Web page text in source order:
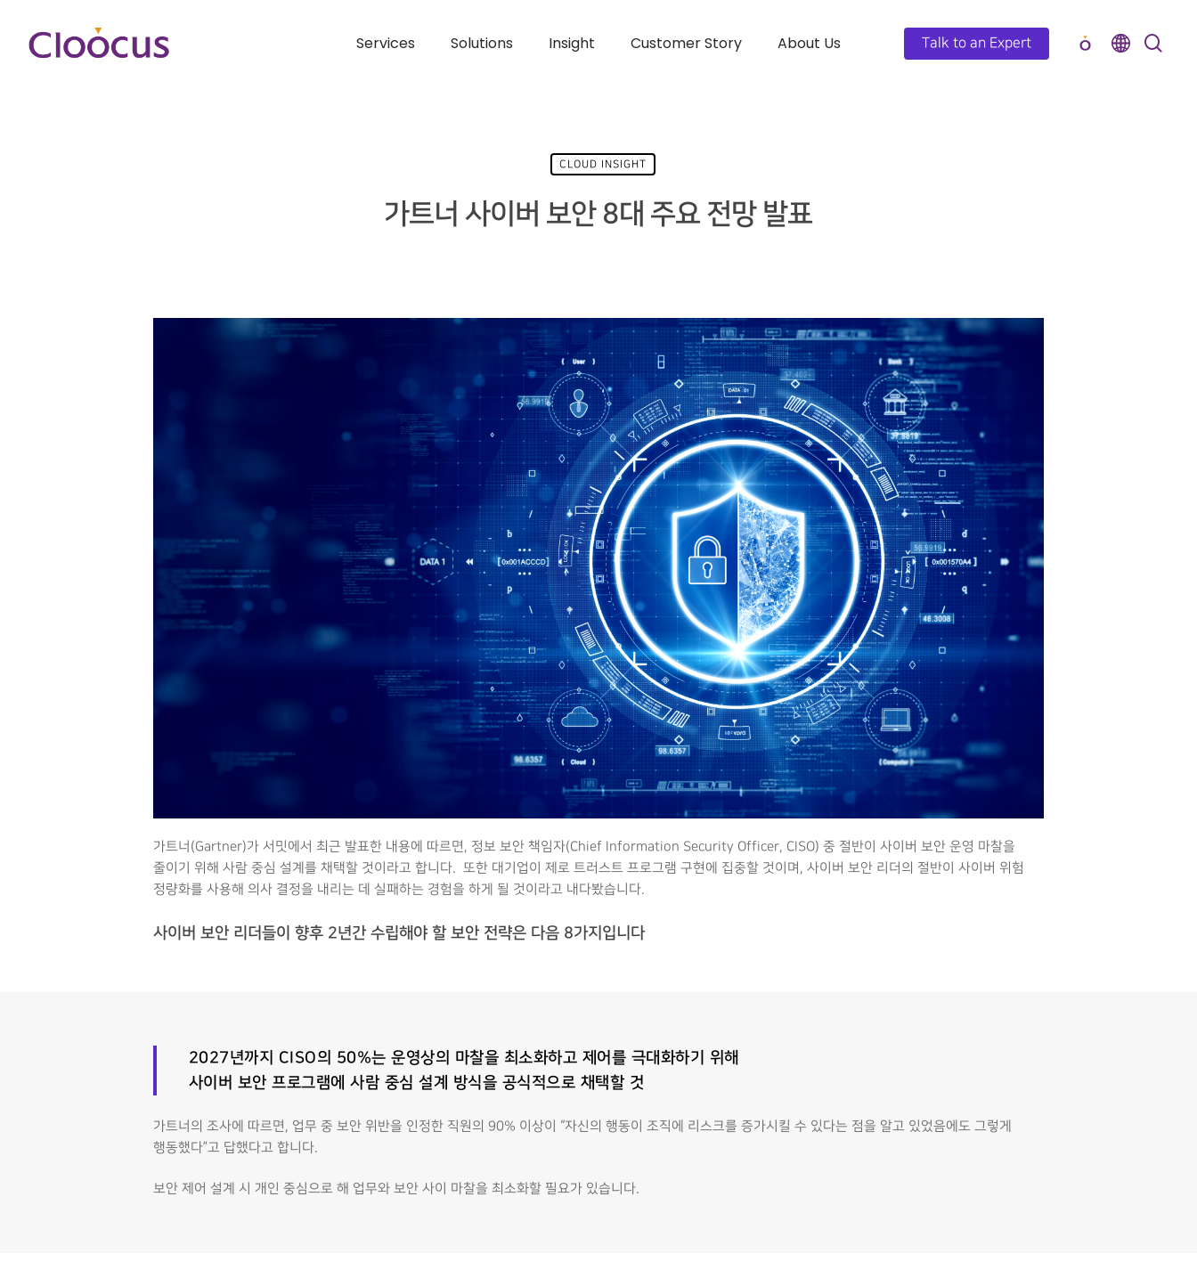
Services Solutions Insight Customer Story About Us Talk to an Expert
CLOUD INSIGHT
가트너 사이버 보안 8대 주요 전망 발표
가트너(Gartner)가 서밋에서 최근 발표한 내용에 따르면, 정보 보안 책임자(Chief Information Security Officer, CISO) 중 절반이 사이버 보안 운영 마찰을
줄이기 위해 사람 중심 설계를 채택할 것이라고 합니다. 또한 대기업이 제로 트러스트 프로그램 구현에 집중할 것이며, 사이버 보안 리더의 절반이 사이버 위험
정량화를 사용해 의사 결정을 내리는 데 실패하는 경험을 하게 될 것이라고 내다봤습니다.
사이버 보안 리더들이 향후 2년간 수립해야 할 보안 전략은 다음 8가지입니다
2027년까지 CISO의 50%는 운영상의 마찰을 최소화하고 제어를 극대화하기 위해
사이버 보안 프로그램에 사람 중심 설계 방식을 공식적으로 채택할 것
가트너의 조사에 따르면, 업무 중 보안 위반을 인정한 직원의 90% 이상이 “자신의 행동이 조직에 리스크를 증가시킬 수 있다는 점을 알고 있었음에도 그렇게
행동했다”고 답했다고 합니다.
보안 제어 설계 시 개인 중심으로 해 업무와 보안 사이 마찰을 최소화할 필요가 있습니다.